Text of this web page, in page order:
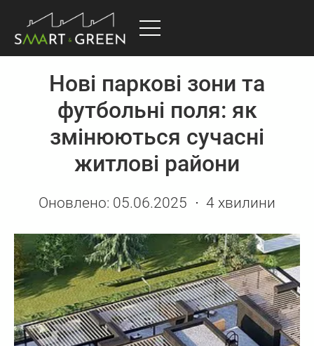
Нові паркові зони та
футбольні поля: як
змінюються сучасні
житлові райони
Оновлено: 05.06.2025 4 хвилини